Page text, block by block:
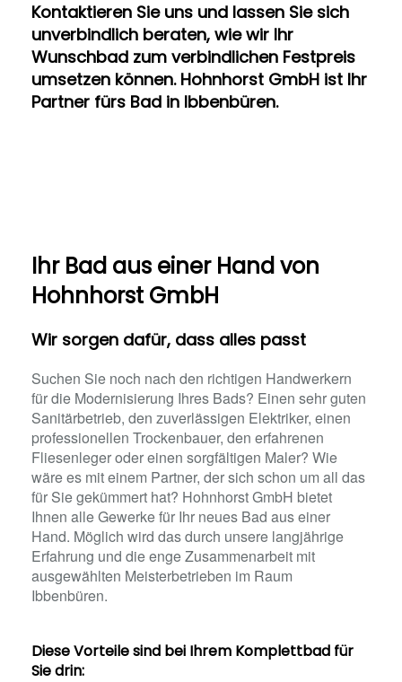
Kontaktieren Sie uns und lassen Sie sich
unverbindlich beraten, wie wir Ihr
Wunschbad zum verbindlichen Festpreis
umsetzen können. Hohnhorst GmbH ist Ihr
Partner fürs Bad in Ibbenbüren.
Ihr Bad aus einer Hand​ von
Hohnhorst GmbH
Wir sorgen dafür, dass alles passt
Suchen Sie noch nach den richtigen Handwerkern
für die Modernisierung Ihres Bads? Einen sehr guten
Sanitärbetrieb, den zuverlässigen Elektriker, einen
professionellen Trockenbauer, den erfahrenen
Fliesenleger oder einen sorgfältigen Maler? Wie
wäre es mit einem Partner, der sich schon um all das
für Sie gekümmert hat? Hohnhorst GmbH bietet
Ihnen alle Gewerke für Ihr neues Bad aus einer
Hand. Möglich wird das durch unsere langjährige
Erfahrung und die enge Zusammenarbeit mit
ausgewählten Meisterbetrieben im Raum
Ibbenbüren.
Diese Vorteile sind bei Ihrem Komplettbad für
Sie drin: